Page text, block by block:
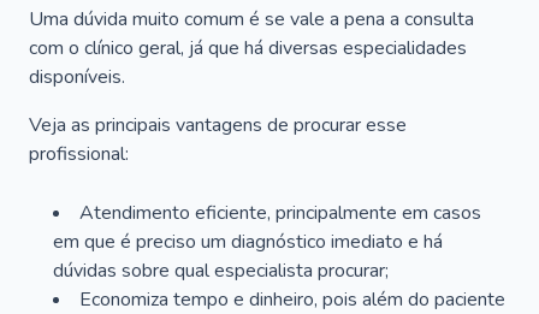
Uma dúvida muito comum é se vale a pena a consulta
com o clínico geral, já que há diversas especialidades
disponíveis.
Veja as principais vantagens de procurar esse
profissional:
Atendimento eficiente, principalmente em casos
em que é preciso um diagnóstico imediato e há
dúvidas sobre qual especialista procurar;
Economiza tempo e dinheiro, pois além do paciente